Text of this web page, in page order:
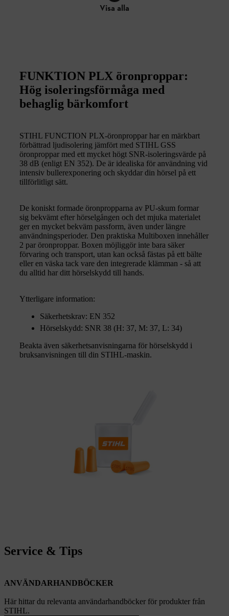
Visa alla
FUNKTION PLX öronproppar:
Hög isoleringsförmåga med
behaglig bärkomfort
STIHL FUNCTION PLX-öronproppar har en märkbart
förbättrad ljudisolering jämfört med STIHL GSS
öronproppar med ett mycket högt SNR-isoleringsvärde på
38 dB (enligt EN 352). De är idealiska för användning vid
intensiv bullerexponering och skyddar din hörsel på ett
tillförlitligt sätt.
De koniskt formade öronpropparna av PU-skum formar
sig bekvämt efter hörselgången och det mjuka materialet
ger en mycket bekväm passform, även under längre
användningsperioder. Den praktiska Multiboxen innehåller
2 par öronproppar. Boxen möjliggör inte bara säker
förvaring och transport, utan kan också fästas på ett bälte
eller en väska tack vare den integrerade klämman - så att
du alltid har ditt hörselskydd till hands.
Ytterligare information:
Säkerhetskrav: EN 352
Hörselskydd: SNR 38 (H: 37, M: 37, L: 34)
Beakta även säkerhetsanvisningarna för hörselskydd i
bruksanvisningen till din STIHL-maskin.
Service & Tips
ANVÄNDARHANDBÖCKER
Här hittar du relevanta användarhandböcker för produkter från
STIHL.